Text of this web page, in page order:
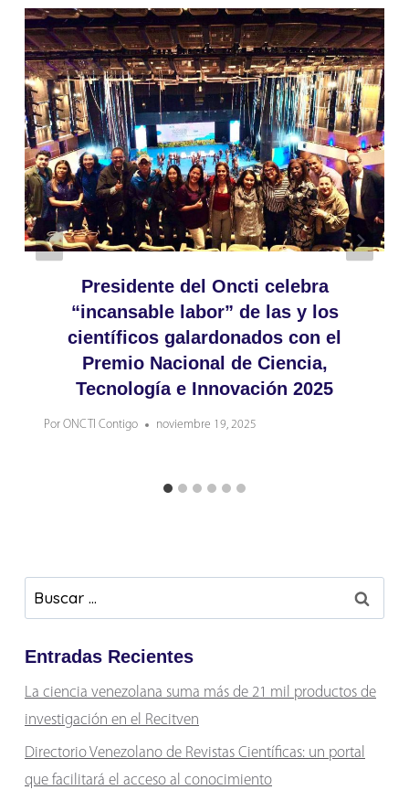
Presidente del Oncti celebra
“incansable labor” de las y los
científicos galardonados con el
Premio Nacional de Ciencia,
Tecnología e Innovación 2025
Por ONCTI Contigo noviembre 19, 2025
Buscar:
Entradas Recientes
La ciencia venezolana suma más de 21 mil productos de
investigación en el Recitven
Directorio Venezolano de Revistas Científicas: un portal
que facilitará el acceso al conocimiento